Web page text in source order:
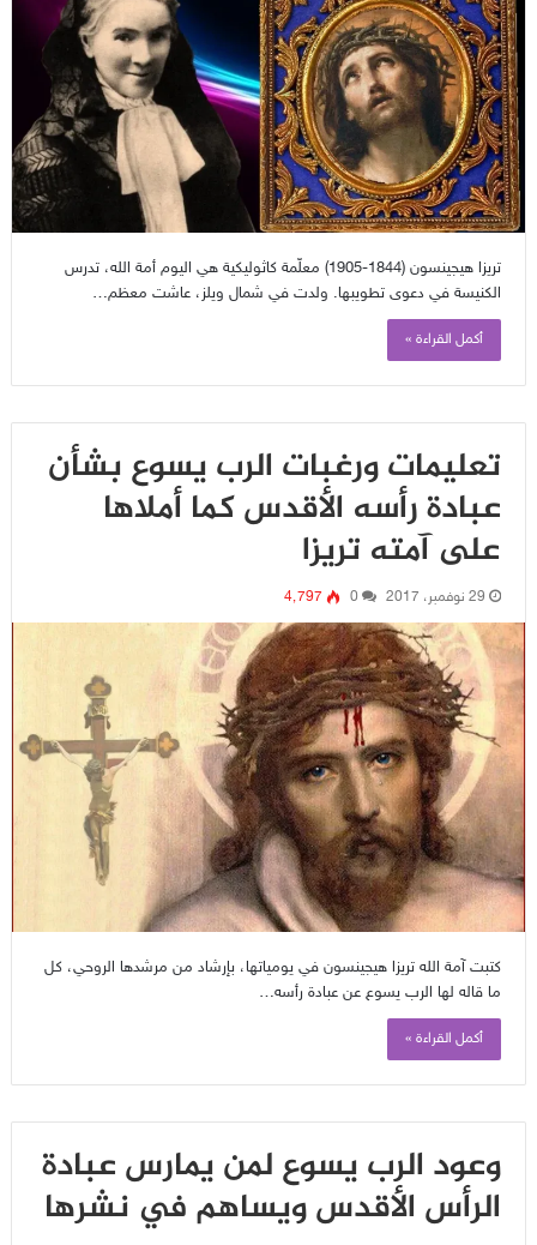
تريزا هيجينسون (1844-1905) معلّمة كاثوليكية هي اليوم أمة الله، تدرس
الكنيسة في دعوى تطويبها. ولدت في شمال ويلز، عاشت معظم…
أكمل القراءة »
تعليمات ورغبات الرب يسوع بشأن
عبادة رأسه الأقدس كما أملاها
على آمته تريزا
29 نوفمبر، 2017 0 4٬797
كتبت آمة الله تريزا هيجينسون في يومياتها، بإرشاد من مرشدها الروحي، كل
ما قاله لها الرب يسوع عن عبادة رأسه…
أكمل القراءة »
وعود الرب يسوع لمن يمارس عبادة
الرأس الأقدس ويساهم في نشرها